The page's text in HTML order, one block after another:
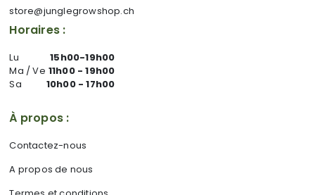
store@junglegrowshop.ch
Horaires :
Lu
15h00-19h00
Ma / Ve 11h00 - 19h00
Sa
10h00 - 17h00
À propos :
Contactez-nous
A propos de nous